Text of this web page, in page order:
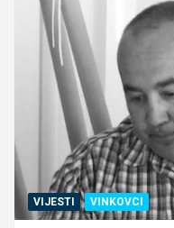
VIJESTI VINKOVCI